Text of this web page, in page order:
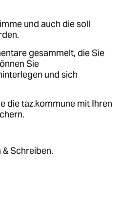
und auch die soll
gesammelt, die Sie
Sie
und sich
die taz.kommune mit Ihren
Schreiben.